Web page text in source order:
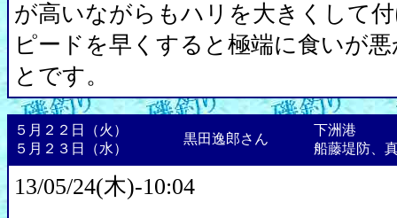
が高いながらもハリを大きくして
ピードを早くすると極端に食いが
とです。
５月２２日（火）
５月２３日（水）
黒田逸郎さん
下洲港
船藤堤防、
13/05/24(木)-10:04